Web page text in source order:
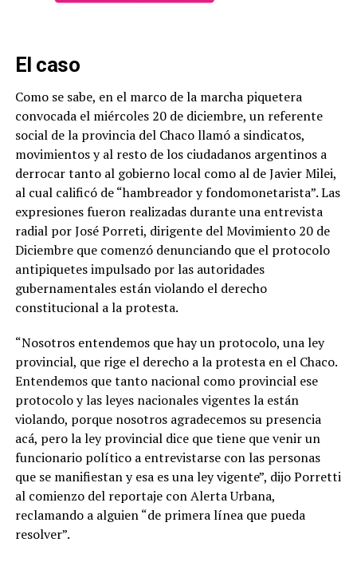
El caso
Como se sabe, en el marco de la marcha piquetera
convocada el miércoles 20 de diciembre, un referente
social de la provincia del Chaco llamó a sindicatos,
movimientos y al resto de los ciudadanos argentinos a
derrocar tanto al gobierno local como al de Javier Milei,
al cual calificó de “hambreador y fondomonetarista”. Las
expresiones fueron realizadas durante una entrevista
radial por José Porreti, dirigente del Movimiento 20 de
Diciembre que comenzó denunciando que el protocolo
antipiquetes impulsado por las autoridades
gubernamentales están violando el derecho
constitucional a la protesta.
“Nosotros entendemos que hay un protocolo, una ley
provincial, que rige el derecho a la protesta en el Chaco.
Entendemos que tanto nacional como provincial ese
protocolo y las leyes nacionales vigentes la están
violando, porque nosotros agradecemos su presencia
acá, pero la ley provincial dice que tiene que venir un
funcionario político a entrevistarse con las personas
que se manifiestan y esa es una ley vigente”, dijo Porretti
al comienzo del reportaje con Alerta Urbana,
reclamando a alguien “de primera línea que pueda
resolver”.